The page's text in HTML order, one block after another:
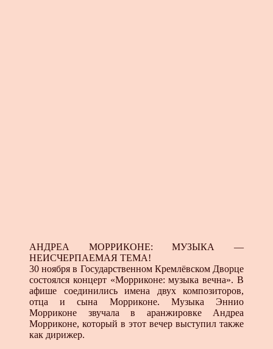
АНДРЕА МОРРИКОНЕ: МУЗЫКА —
НЕИСЧЕРПАЕМАЯ ТЕМА!
30 ноября в Государственном Кремлёвском Дворце
состоялся концерт «Морриконе: музыка вечна». В
афише соединились имена двух композиторов,
отца и сына Морриконе. Музыка Эннио
Морриконе звучала в аранжировке Андреа
Морриконе, который в этот вечер выступил также
как дирижер.